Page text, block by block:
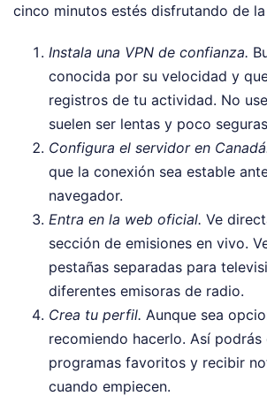
cinco minutos estés disfrutando de la
Instala una VPN de confianza.
conocida por su velocidad y
registros de tu actividad. No
suelen ser lentas y poco
Configura el servidor en
que la conexión sea estable
navegador.
Entra en la web oficial. Ve
sección de emisiones en vivo.
pestañas separadas para
diferentes emisoras de radio.
Crea tu perfil. Aunque sea
recomiendo hacerlo. Así podrás
programas favoritos y recibir
cuando empiecen.